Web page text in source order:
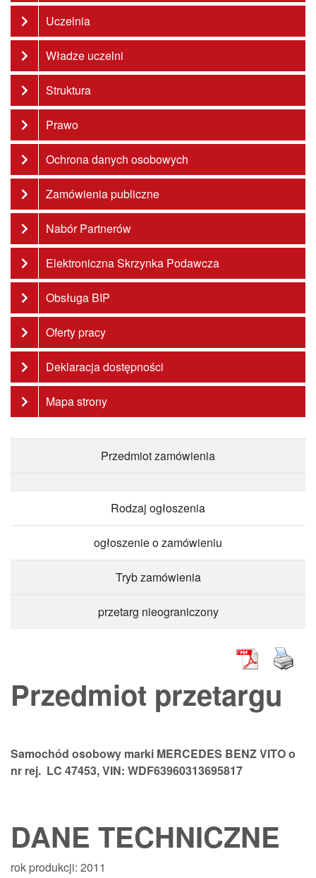
Uczelnia
Władze uczelni
Struktura
Prawo
Ochrona danych osobowych
Zamówienia publiczne
Nabór Partnerów
Elektroniczna Skrzynka Podawcza
Obsługa BIP
Oferty pracy
Deklaracja dostępności
Mapa strony
Przedmiot zamówienia
Rodzaj ogłoszenia
ogłoszenie o zamówieniu
Tryb zamówienia
przetarg nieograniczony
Przedmiot przetargu
Samochód osobowy marki MERCEDES BENZ VITO o
nr rej. LC 47453, VIN: WDF63960313695817
DANE TECHNICZNE
rok produkcji: 2011